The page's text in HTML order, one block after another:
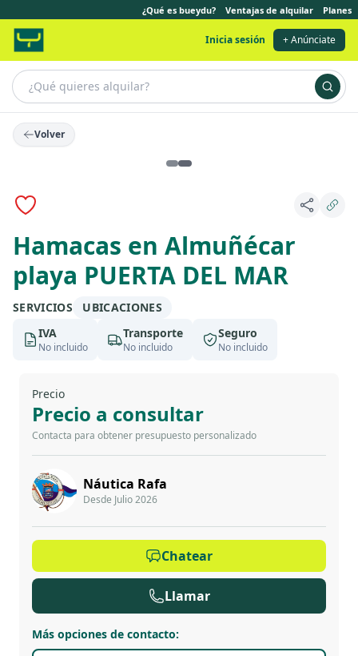
¿Qué es bueydu? Ventajas de alquilar Planes
Inicia sesión + Anúnciate
Volver
Hamacas en Almuñécar
playa PUERTA DEL MAR
SERVICIOS
UBICACIONES
IVA
No incluido
Transporte
No incluido
Seguro
No incluido
Precio
Precio a consultar
Contacta para obtener presupuesto personalizado
Náutica Rafa
Desde Julio 2026
Chatear
Llamar
Más opciones de contacto: